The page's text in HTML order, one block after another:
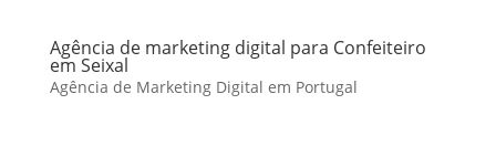
Agência de marketing digital para Confeiteiro
em Seixal
Agência de Marketing Digital em Portugal